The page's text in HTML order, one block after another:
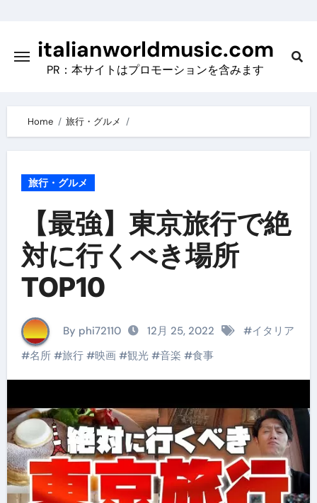
contentitalianworldmusic.com
PR：本サイトはプロモーションを含みます
Home 旅行・グルメ
旅行・グルメ
【最強】東京旅行で絶
対に行くべき場所
TOP10
By phi72110 12月 25, 2022 #イタリア
#名所#旅行#映画#観光#音楽 #食事